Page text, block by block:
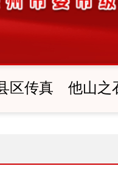
区传真 他山之